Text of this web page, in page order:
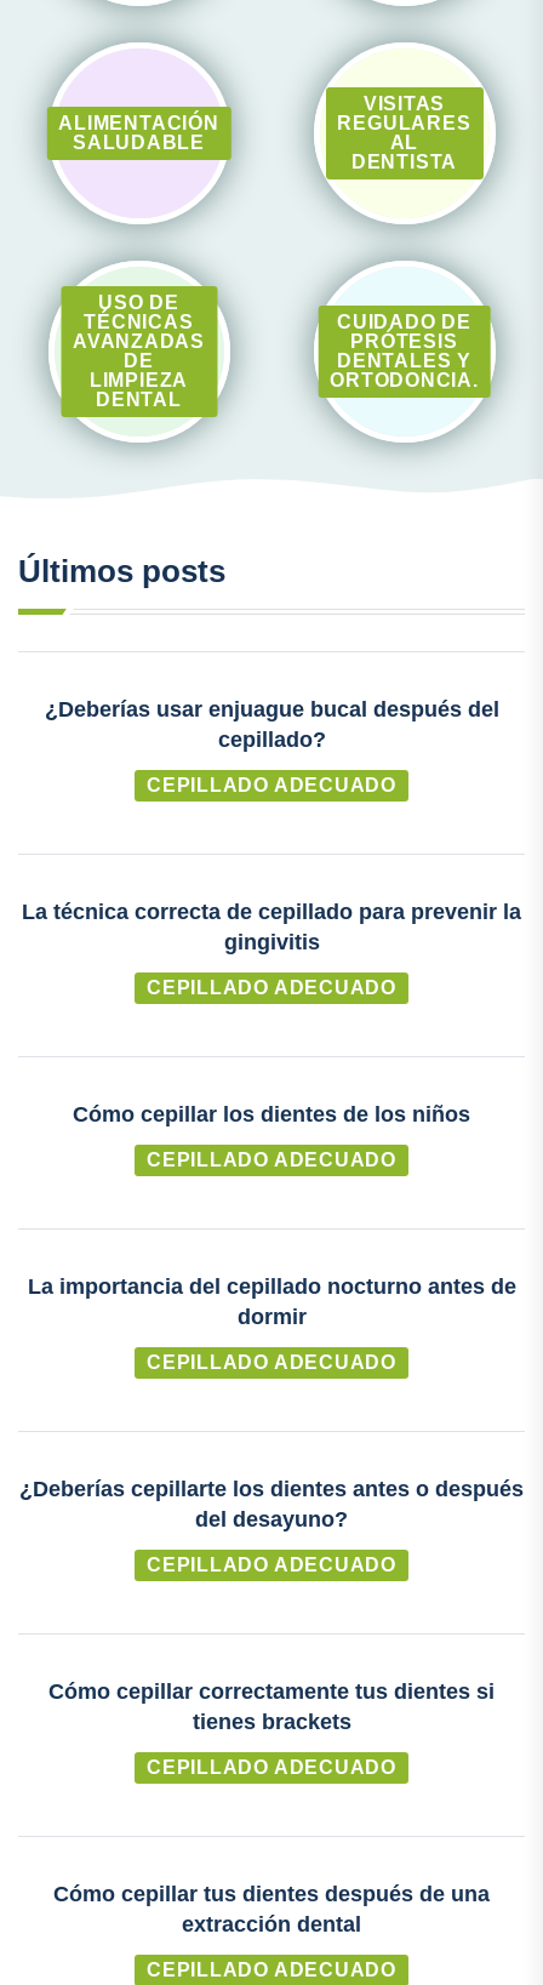
ALIMENTACIÓN
SALUDABLE
VISITAS
REGULARES
AL
DENTISTA
USO DE
TÉCNICAS
AVANZADAS
DE
LIMPIEZA
DENTAL
CUIDADO DE
PRÓTESIS
DENTALES Y
ORTODONCIA.
Últimos posts
¿Deberías usar enjuague bucal después del
cepillado?
CEPILLADO ADECUADO
La técnica correcta de cepillado para prevenir la
gingivitis
CEPILLADO ADECUADO
Cómo cepillar los dientes de los niños
CEPILLADO ADECUADO
La importancia del cepillado nocturno antes de
dormir
CEPILLADO ADECUADO
¿Deberías cepillarte los dientes antes o después
del desayuno?
CEPILLADO ADECUADO
Cómo cepillar correctamente tus dientes si
tienes brackets
CEPILLADO ADECUADO
Cómo cepillar tus dientes después de una
extracción dental
CEPILLADO ADECUADO